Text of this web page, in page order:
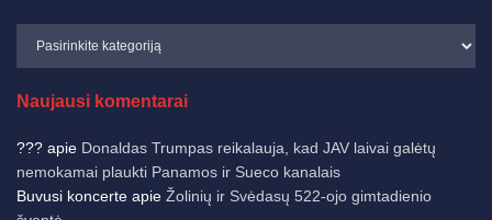
Naujausi komentarai
??? apie Donaldas Trumpas reikalauja, kad JAV laivai galėtų
nemokamai plaukti Panamos ir Sueco kanalais
Buvusi koncerte apie Žolinių ir Svėdasų 522-ojo gimtadienio